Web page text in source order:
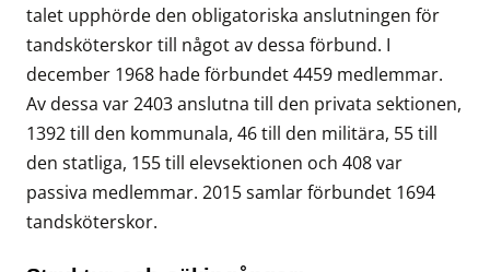
talet upphörde den obligatoriska anslutningen för
tandsköterskor till något av dessa förbund. I
december 1968 hade förbundet 4459 medlemmar.
Av dessa var 2403 anslutna till den privata sektionen,
1392 till den kommunala, 46 till den militära, 55 till
den statliga, 155 till elevsektionen och 408 var
passiva medlemmar. 2015 samlar förbundet 1694
tandsköterskor.